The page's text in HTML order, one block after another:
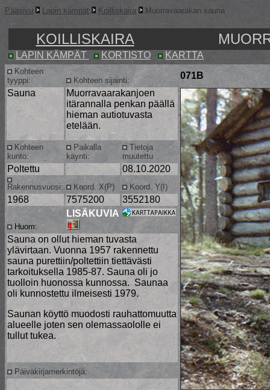
Pääsivu Lapin kämpät Koilliskaira Muorravaarakan sauna
KOILLISKAIRA
LAPIN KÄMPÄT KORTISTO KARTTA
Kohteen
tyyppi:
Kohteen sijainti:
071B
Sauna
Muorravaarakanjoen
itärannalla penkan päällä
hieman autiotuvasta
etelään.
Kohteen
kunto:
Paikalla
käynti:
Tietoja
muutettu
Poltettu 08.10.2020
Rakennusvuosi: Koord. X(P) Koord. Y(I)
1968 7575200 3552180
Huom:
LISÄKUVIA
Sauna on ollut hieman tuvasta
ylävirtaan. Vuonna 1957 rakennettu
sauna purettiin/poltettiin tiettävästi
tarkoituksella 1985-87. Sauna oli jo
tuolloin huonossa kunnossa. Saunaa
oli kunnostettu ilmeisesti 1979.
Saunan köyttö muodosti rauhattomuutta
alueelle joten sen olemassaololle ei
tullut tukea.
Päiväkirjamerkintöjä: